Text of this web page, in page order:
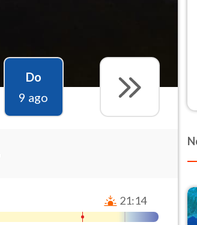
Do
9 ago
21:14